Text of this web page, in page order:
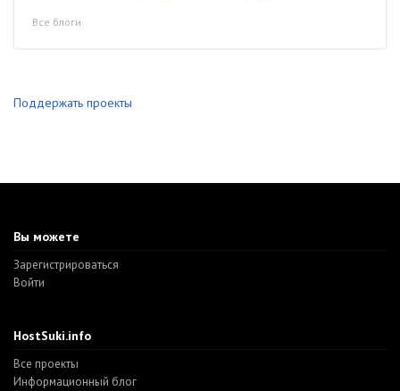
Все блоги
Поддержать проекты
Вы можете
Зарегистрироваться
Войти
HostSuki.info
Все проекты
Информационный блог